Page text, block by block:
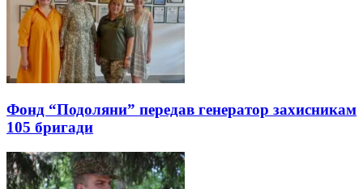
Фонд “Подоляни” передав генератор захисникам
105 бригади